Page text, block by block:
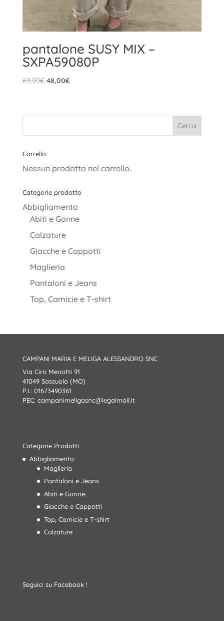
pantalone SUSY MIX –
SXPA59080P
69,90€ Il
era:
48,00€Il
è:
Carrello
Nessun prodotto nel carrello.
Categorie prodotto
Abbigliamento
Abiti e Gonne
Calzature
Giacche e Cappotti
Maglieria
Pantaloni e Jeans
Top, Camicie e T-shirt
CAMPANI MARIA E MELIGA ALESSANDRO SNC
Via Ciro Menotti 91
41049 Sassuolo (MO)
P.I.: 01673490361
PEC: campanimeligasnc@legalmail.it
Categorie Prodotti
Abbigliamento
Maglieria
Pantaloni e Jeans
Abiti e Gonne
Giacche e Cappotti
Top, Camicie e T-shirt
Calzature
Seguici su Facebook !